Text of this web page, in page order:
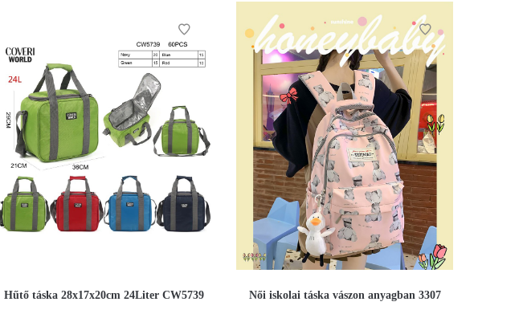
Hűtő táska 28x17x20cm 24Liter CW5739
Női iskolai táska vászon anyagban 3307